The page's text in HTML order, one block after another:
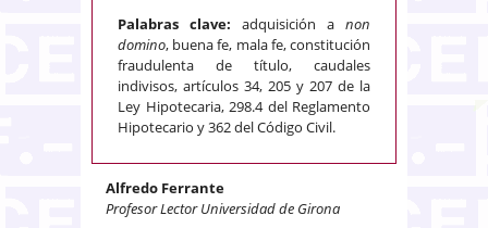
Palabras clave: adquisición a non
domino, buena fe, mala fe, constitución
fraudulenta de título, caudales
indivisos, artículos 34, 205 y 207 de la
Ley Hipotecaria, 298.4 del Reglamento
Hipotecario y 362 del Código Civil.
Alfredo Ferrante
Profesor Lector Universidad de Girona